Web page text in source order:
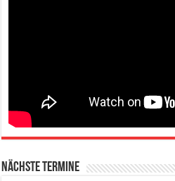
Nächste Termine